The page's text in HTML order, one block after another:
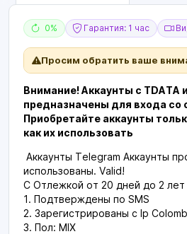
0% Гарантия: 1 час
Просим обратить ваше
Внимание! Аккаунты с TDATA
предназначены для входа со
Приобретайте аккаунты
как их использовать
Аккаунты Telegram Аккаунты
использованы. Valid!
С Отлежкой от 20 дней до 2 лет
1. Подтверждены по SMS
2. Зарегистрированы с Ip
3. Пол: MIX